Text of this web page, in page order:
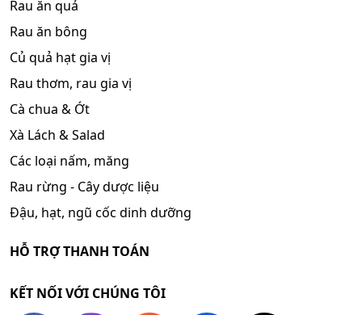
Rau ăn quả
Rau ăn bông
Củ quả hạt gia vị
Rau thơm, rau gia vị
Cà chua & Ớt
Xà Lách & Salad
Các loại nấm, măng
Rau rừng - Cây dược liệu
Đậu, hạt, ngũ cốc dinh dưỡng
HỖ TRỢ THANH TOÁN
KẾT NỐI VỚI CHÚNG TÔI